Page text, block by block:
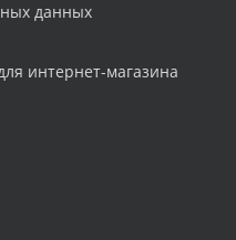
данных
интернет-магазина